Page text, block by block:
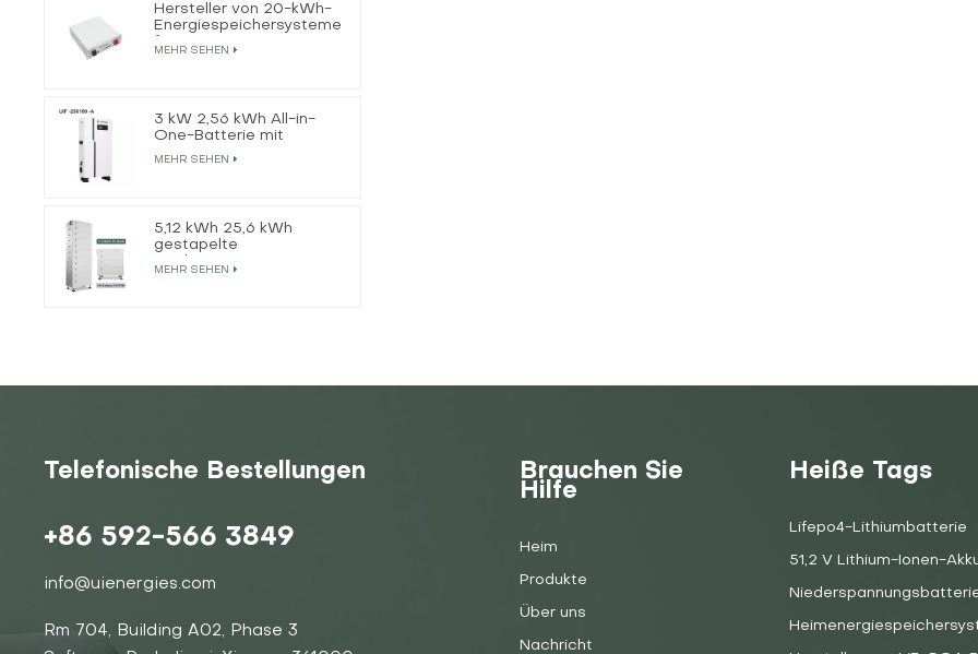
Hersteller von 20-kWh-
Energiespeichersystemen
MEHR SEHEN
3 kW 2,56 kWh All-in-
One-Batterie mit
netzunabhängigem
MEHR SEHEN
5,12 kWh 25,6 kWh
gestapelte
Lithiumbatterie
MEHR SEHEN
Telefonische Bestellungen
+86 592-566 3849
info@uienergies.com
Rm 704, Building A02, Phase 3
Brauchen Sie
Hilfe
Heim
Produkte
Über uns
Nachricht
Heiße Tags
Lifepo4-Lithiumbatterie
51,2 V Lithium-Ionen-